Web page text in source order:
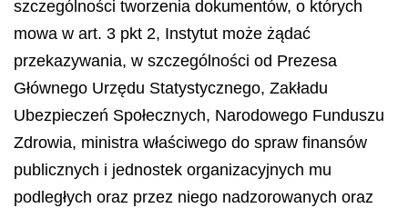
szczególności tworzenia dokumentów, o których
mowa w art. 3 pkt 2, Instytut może żądać
przekazywania, w szczególności od Prezesa
Głównego Urzędu Statystycznego, Zakładu
Ubezpieczeń Społecznych, Narodowego Funduszu
Zdrowia, ministra właściwego do spraw finansów
publicznych i jednostek organizacyjnych mu
podległych oraz przez niego nadzorowanych oraz